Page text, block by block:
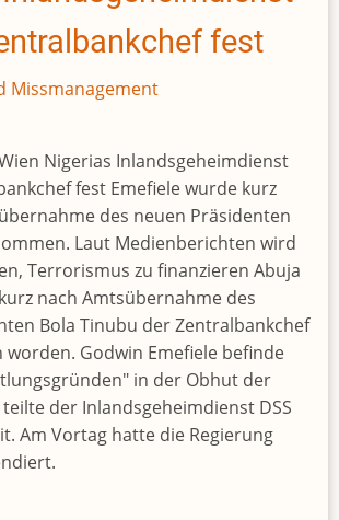
Tunnels
fest
Missmanagement
Nigerias Inlandsgeheimdienst
fest Emefiele wurde kurz
des neuen Präsidenten
Laut Medienberichten wird
Terrorismus zu finanzieren Abuja
nach Amtsübernahme des
Bola Tinubu der Zentralbankchef
Godwin Emefiele befinde
in der Obhut der
der Inlandsgeheimdienst DSS
Am Vortag hatte die Regierung